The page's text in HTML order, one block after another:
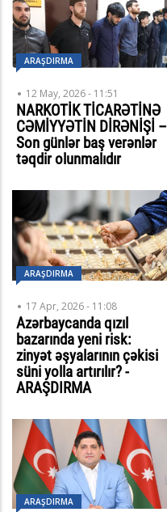
ARAŞDIRMA
12 May, 2026 - 11:51
NARKOTİK TİCARƏTİNƏ
CƏMİYYƏTİN DİRƏNİŞİ –
Son günlər baş verənlər
təqdir olunmalıdır
ARAŞDIRMA
17 Apr, 2026 - 11:08
Azərbaycanda qızıl
bazarında yeni risk:
zinyət əşyalarının çəkisi
süni yolla artırılır? -
ARAŞDIRMA
ARAŞDIRMA